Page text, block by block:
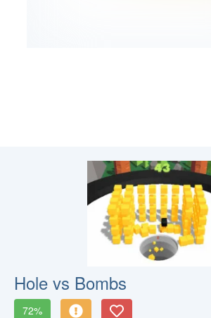
Hole vs Bombs
72%